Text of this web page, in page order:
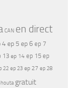
CAN en direct
4ep 5 ep 6 ep 7
13 ep 14 ep 15 ep
22 ep 23 ep 27 ep 28
gratuit